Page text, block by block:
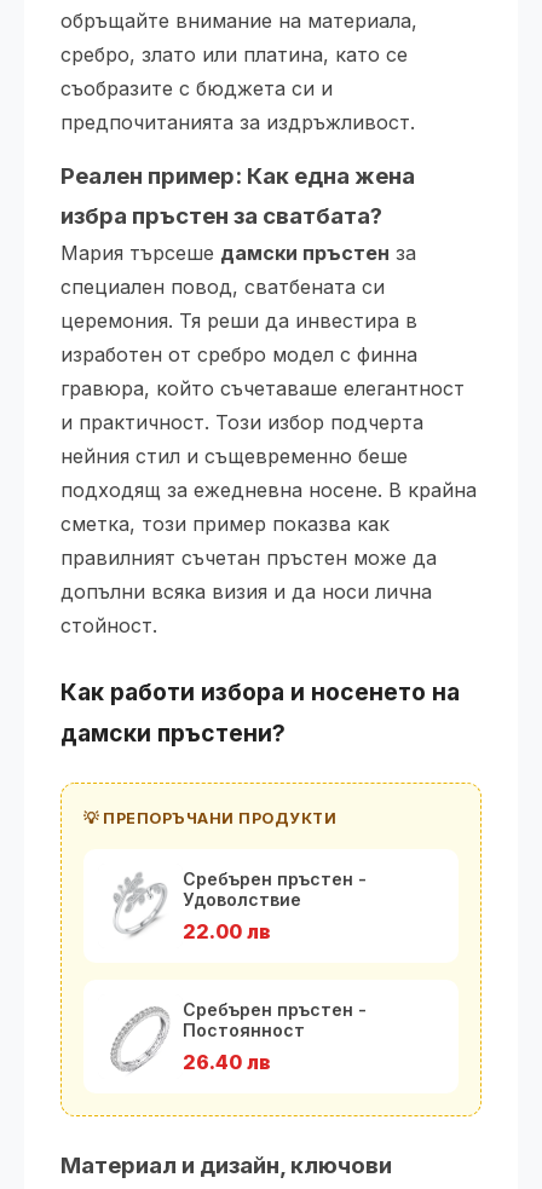
обръщайте внимание на материала,
сребро, злато или платина, като се
съобразите с бюджета си и
предпочитанията за издръжливост.
Реален пример: Как една жена
избра пръстен за сватбата?
Мария търсеше дамски пръстен за
специален повод, сватбената си
церемония. Тя реши да инвестира в
изработен от сребро модел с финна
гравюра, който съчетаваше елегантност
и практичност. Този избор подчерта
нейния стил и същевременно беше
подходящ за ежедневна носене. В крайна
сметка, този пример показва как
правилният съчетан пръстен може да
допълни всяка визия и да носи лична
стойност.
Как работи избора и носенето на
дамски пръстени?
💡 ПРЕПОРЪЧАНИ ПРОДУКТИ
Сребърен пръстен -
Удоволствие
22.00 лв
Сребърен пръстен -
Постоянност
26.40 лв
Материал и дизайн, ключови